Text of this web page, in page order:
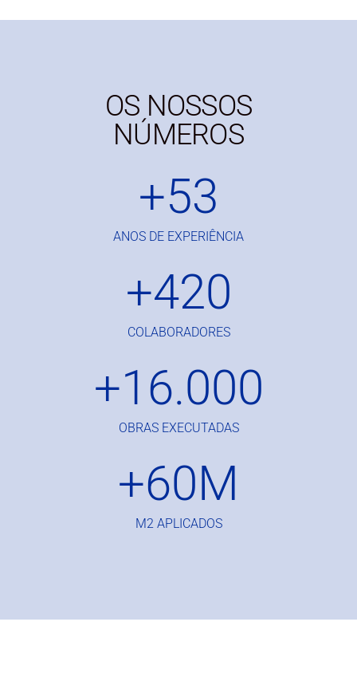
OS NOSSOS
NÚMEROS
ANOS DE EXPERIÊNCIA
+53
COLABORADORES
+420
OBRAS EXECUTADAS
+16.000
M2 APLICADOS
+60M